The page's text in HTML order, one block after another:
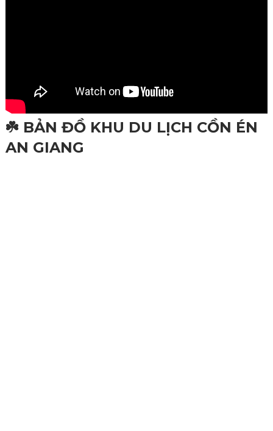
☘️ BẢN ĐỒ KHU DU LỊCH CỒN ÉN
AN GIANG